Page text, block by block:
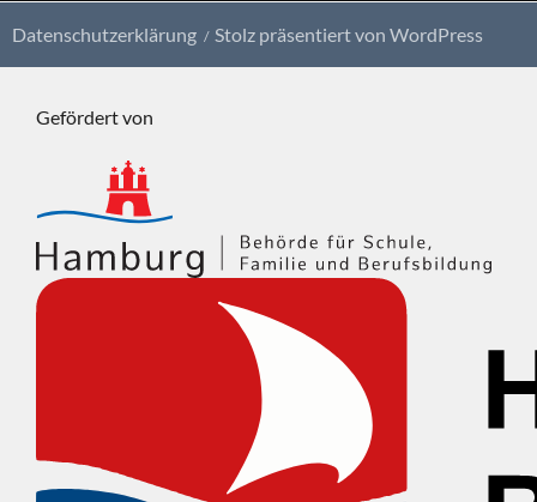
Datenschutzerklärung Stolz präsentiert von WordPress
Gefördert von